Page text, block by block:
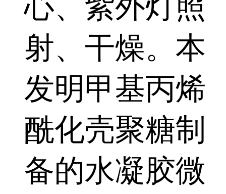
心、紫外灯照
射、干燥。本
发明甲基丙烯
酰化壳聚糖制
备的水凝胶微